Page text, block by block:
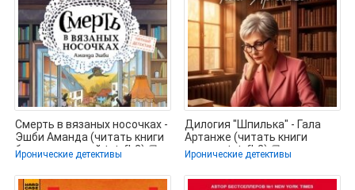
Смерть в вязаных носочках -
Эшби Аманда (читать книги
без сокращений txt, fb2) 📗
Иронические детективы
Дилогия "Шпилька" - Гала
Артанже (читать книги
полные txt, fb2) 📗
Иронические детективы